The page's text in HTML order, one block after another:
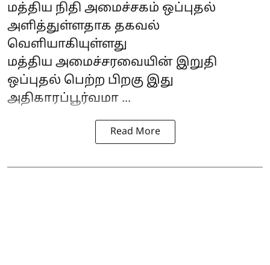
மத்திய நிதி அமைச்சகம் ஒப்புதல்
அளித்துள்ளதாக தகவல்
வெளியாகியுள்ளது
மத்திய அமைச்சரவையின் இறுதி
ஒப்புதல் பெற்ற பிறகு இது
அதிகாரப்பூர்வமா ...
Read More